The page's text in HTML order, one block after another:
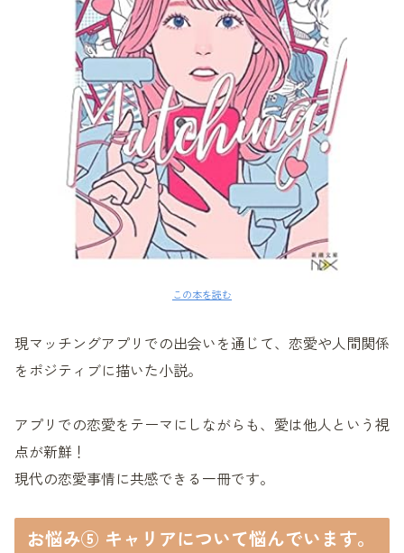
この本を読む
現マッチングアプリでの出会いを通じて、恋愛や人間関係
をポジティブに描いた小説。
アプリでの恋愛をテーマにしながらも、愛は他人という視
点が新鮮！
現代の恋愛事情に共感できる一冊です。
お悩み⑤ キャリアについて悩んでいます。